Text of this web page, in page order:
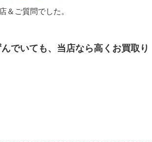
＆ご質問でした。
でいても、当店なら高くお買取り